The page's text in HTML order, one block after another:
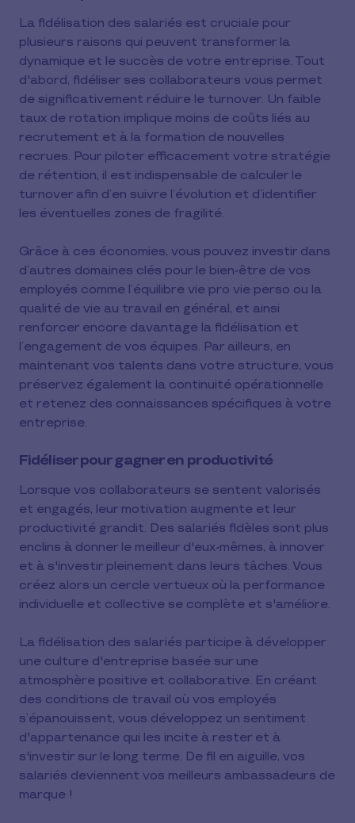
La fidélisation des salariés est cruciale pour
plusieurs raisons qui peuvent transformer la
dynamique et le succès de votre entreprise. Tout
d'abord, fidéliser ses collaborateurs vous permet
de significativement réduire le turnover. Un faible
taux de rotation implique moins de coûts liés au
recrutement et à la formation de nouvelles
recrues. Pour piloter efficacement votre stratégie
de rétention, il est indispensable de calculer le
turnover afin d’en suivre l’évolution et d’identifier
les éventuelles zones de fragilité.
Grâce à ces économies, vous pouvez investir dans
d’autres domaines clés pour le bien-être de vos
employés comme l’équilibre vie pro vie perso ou la
qualité de vie au travail en général, et ainsi
renforcer encore davantage la fidélisation et
l’engagement de vos équipes. Par ailleurs, en
maintenant vos talents dans votre structure, vous
préservez également la continuité opérationnelle
et retenez des connaissances spécifiques à votre
entreprise.
Fidéliser pour gagner en productivité
Lorsque vos collaborateurs se sentent valorisés
et engagés, leur motivation augmente et leur
productivité grandit. Des salariés fidèles sont plus
enclins à donner le meilleur d'eux-mêmes, à innover
et à s'investir pleinement dans leurs tâches. Vous
créez alors un cercle vertueux où la performance
individuelle et collective se complète et s'améliore.
La fidélisation des salariés participe à développer
une culture d'entreprise basée sur une
atmosphère positive et collaborative. En créant
des conditions de travail où vos employés
s’épanouissent, vous développez un sentiment
d'appartenance qui les incite à rester et à
s'investir sur le long terme. De fil en aiguille, vos
salariés deviennent vos meilleurs ambassadeurs de
marque !